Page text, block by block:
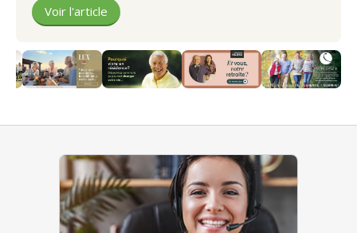
Voir l'article